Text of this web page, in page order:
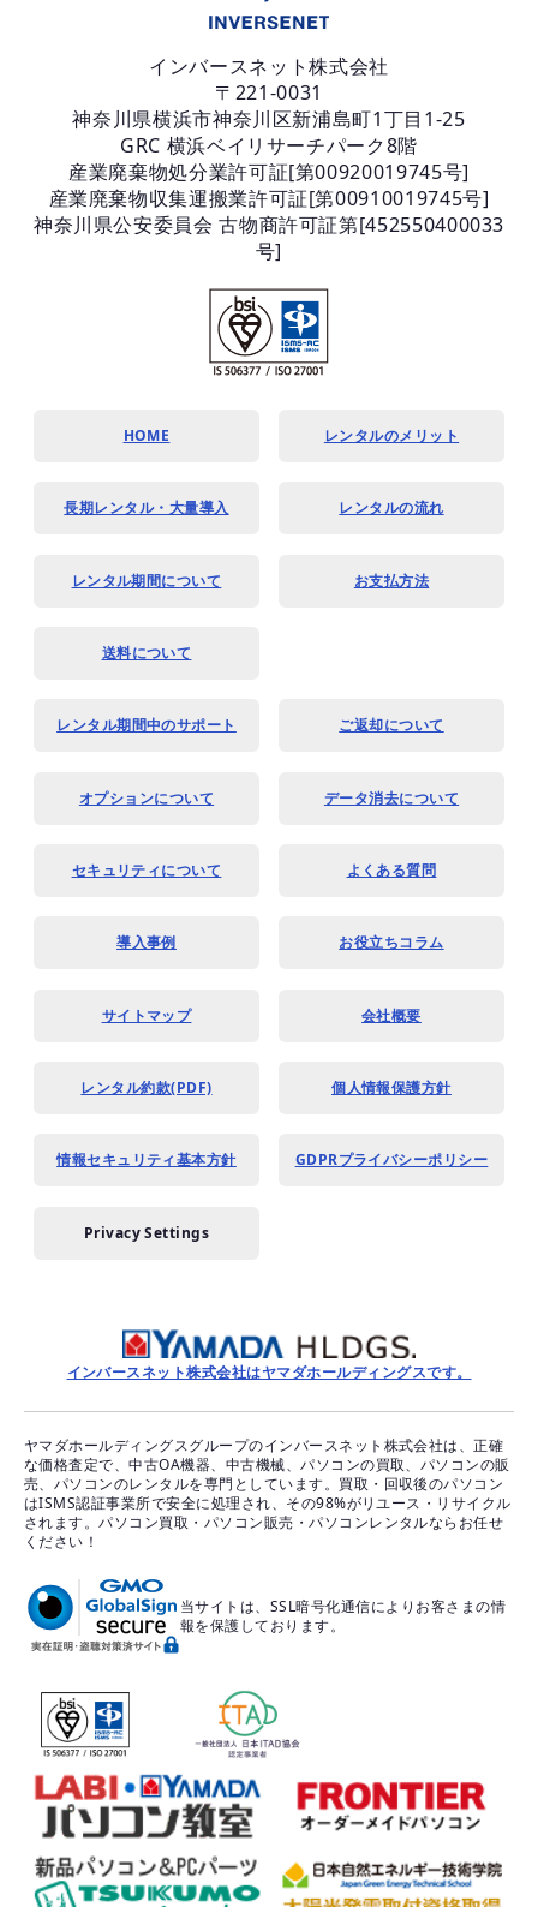
インバースネット株式会社
〒221-0031
神奈川県横浜市神奈川区新浦島町1丁目1-25
GRC 横浜ベイリサーチパーク8階
産業廃棄物処分業許可証[第00920019745号]
産業廃棄物収集運搬業許可証[第00910019745号]
神奈川県公安委員会 古物商許可証第[452550400033
号]
HOME レンタルのメリット
長期レンタル・大量導入 レンタルの流れ
レンタル期間について お支払方法
送料について
レンタル期間中のサポート ご返却について
オプションについて データ消去について
セキュリティについて よくある質問
導入事例 お役立ちコラム
サイトマップ 会社概要
レンタル約款(PDF) 個人情報保護方針
情報セキュリティ基本方針 GDPRプライバシーポリシー
Privacy Settings
インバースネット株式会社はヤマダホールディングスです。
ヤマダホールディングスグループのインバースネット株式会社は、正確
な価格査定で、中古OA機器、中古機械、パソコンの買取、パソコンの販
売、パソコンのレンタルを専門としています。買取・回収後のパソコン
はISMS認証事業所で安全に処理され、その98%がリユース・リサイクル
されます。パソコン買取・パソコン販売・パソコンレンタルならお任せ
ください！
当サイトは、SSL暗号化通信によりお客さまの情
報を保護しております。